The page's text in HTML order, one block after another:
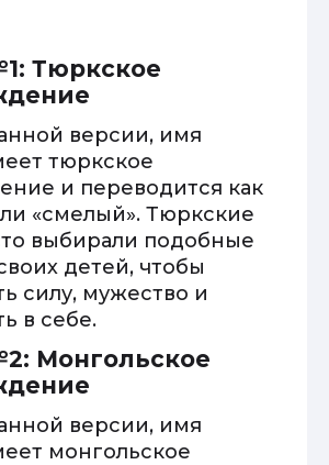
Тюркское
версии, имя
тюркское
и переводится как
«смелый». Тюркские
выбирали подобные
детей, чтобы
силу, мужество и
в себе.
Монгольское
версии, имя
монгольское